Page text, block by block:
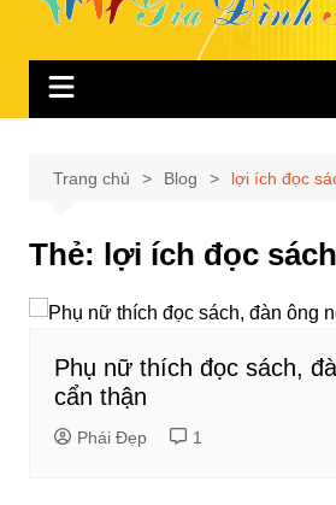
Trang chủ Blog lợi ích đọc
Thẻ: lợi ích đọc sách
Phụ nữ thích đọc sách,
cẩn thận
Phái Đẹp 1